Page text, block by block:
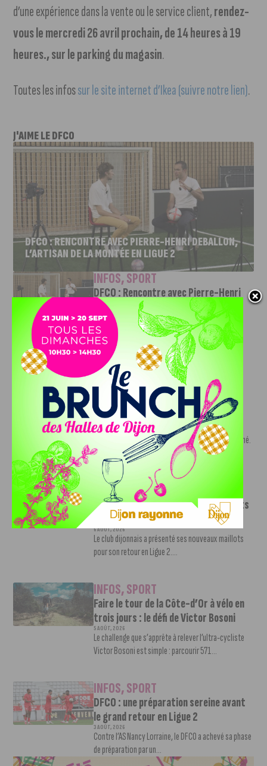
d’une expérience dans la vente ou le service client,rendez-
vous le mercredi 26 avril prochain, de 14 heures à 19
heures., sur le parking du magasin.
Toutes les infossur le site internet d’Ikea (suivre notre lien).
J'AIME LE DFCO
DFCO : RENCONTRE AVEC PIERRE-HENRI DEBALLON,
L’ARTISAN DE LA MONTÉE EN LIGUE 2
INFOS,SPORT
DFCO : Rencontre avec Pierre-Henri
Deballon, l’artisan de la montée en
Ligue 2
7 AOÛT, 2026
Le DFCO est de retour en Ligue 2 après trois ans
d’absence. La saison...
INFOS,SPORT
Nouvelle arrivée à la JDA Basket,
Shevon Thompson est dijonnais
7 AOÛT, 2026
Le mercato estival de la JDA n’est pas encore terminé.
Une nouvelle recrue vient...
INFOS , SPORT
Le DFCO dévoile ses nouveaux maillots
pour la saison 2026-2027
6 AOÛT, 2026
Le club dijonnais a présenté ses nouveaux maillots
pour son retour en Ligue 2....
INFOS,SPORT
Faire le tour de la Côte-d’Or à vélo en
trois jours : le défi de Victor Bosoni
5 AOÛT, 2026
Le challenge que s’apprête à relever l’ultra-cycliste
Victor Bosoni est simple : parcourir 571...
INFOS,SPORT
DFCO : une préparation sereine avant
le grand retour en Ligue 2
3 AOÛT, 2026
Contre l’AS Nancy Lorraine, le DFCO a achevé sa phase
de préparation par un...